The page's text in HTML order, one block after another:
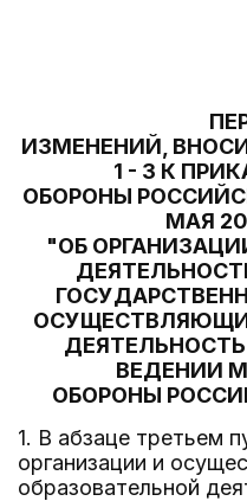
ИЗМЕНЕНИЙ,
1 - 3 К
ОБОРОНЫ
МАЯ
"ОБ
ВЕДЕНИИ
ОБОРОНЫ
1. В абзаце третьем
организации и
образовательной